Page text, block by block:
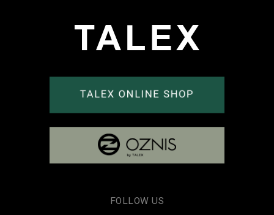
FOLLOW US